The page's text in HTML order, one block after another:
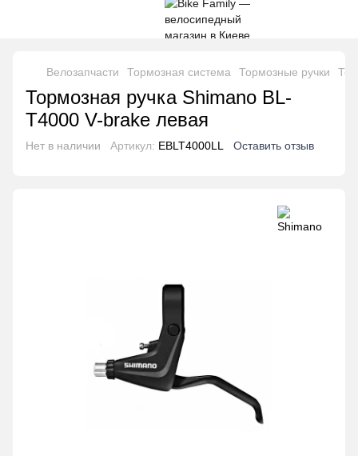
Велозапчасти Тормозная система Тормозные ручки
Тормозная ручка Shimano BL-
T4000 V-brake левая
Нет в наличии Артикул: EBLT4000LL Оставить отзыв